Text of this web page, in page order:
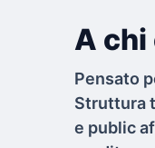
A chi
Pensato
Struttura
e public